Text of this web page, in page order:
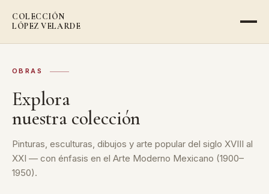
COLECCIÓN
LÓPEZ VELARDE
OBRAS
Explora
nuestra colección
Pinturas, esculturas, dibujos y arte popular del siglo XVIII al
XXI — con énfasis en el Arte Moderno Mexicano (1900–
1950).